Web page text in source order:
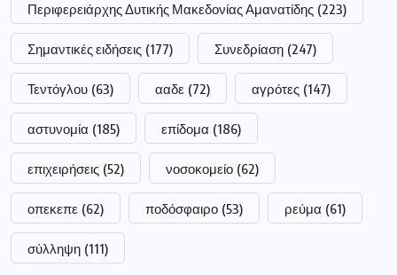
Περιφερειάρχης Δυτικής Μακεδονίας Αμανατίδης (223)
Σημαντικές ειδήσεις (177) Συνεδρίαση (247)
Τεντόγλου (63) ααδε (72) αγρότες (147)
αστυνομία (185) επίδομα (186)
επιχειρήσεις (52) νοσοκομείο (62)
οπεκεπε (62) ποδόσφαιρο (53) ρεύμα (61)
σύλληψη (111)